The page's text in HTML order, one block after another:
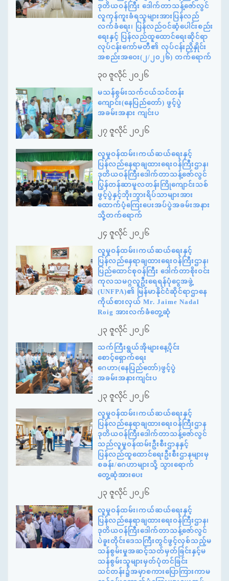
ဒုတိယဝန်ကြီး ဒေါက်တာသန့်ဇော်လွင်
လူကုန်ကူးခံရသူများအားပြန်လည်
လက်ခံရေး၊ ပြန်လည်ဝင်ဆံ့ပေါင်းစည်း
ရေးနှင့် ပြန်လည်ထူထောင်ရေးဆိုင်ရာ
လုပ်ငန်းကော်မတီ၏ လုပ်ငန်းညှိနှိုင်း
အစည်းအဝေး(၂/၂၀၂၆) တက်ရောက်
၃၀ ဇူလိုင် ၂၀၂၆
မသန်စွမ်းသက်ငယ်သင်တန်း
ကျောင်း(နေပြည်တော်) ဖွင့်ပွဲ
အခမ်းအနား ကျင်းပ
၂၇ ဇူလိုင် ၂၀၂၆
လူမှုဝန်ထမ်း၊ကယ်ဆယ်ရေးနှင့်
ပြန်လည်နေရာချထားရေးဝန်ကြီးဌာန၊
ဒုတိယဝန်ကြီးဒေါက်တာသန့်ဇော်လွင်
ပြွန်တန်ဆာမူလတန်းကြိုကျောင်းသစ်
ဖွင့်ပွဲနှင့်ဘိုးဘွားရိပ်သာများအား
ထောက်ပံ့ကြေးပေးအပ်ပွဲအခမ်းအနား
သို့တက်ရောက်
၂၄ ဇူလိုင် ၂၀၂၆
လူမှုဝန်ထမ်း၊ကယ်ဆယ်ရေးနှင့်
ပြန်လည်နေရာချထားရေးဝန်ကြီးဌာန၊
ပြည်ထောင်စုဝန်ကြီး ဒေါက်တာစိုးဝင်း
ကုလသမဂ္ဂလူဦးရေရန်ပုံငွေအဖွဲ့
(UNFPA)၏ မြန်မာနိုင်ငံဆိုင်ရာဌာနေ
ကိုယ်စားလှယ် Mr. Jaime Nadal
Roig အားလက်ခံတွေ့ဆုံ
၂၃ ဇူလိုင် ၂၀၂၆
သက်ကြီးရွယ်အိုများနေ့ပိုင်း
စောင့်ရှောက်ရေး
ဂေဟာ(နေပြည်တော်)ဖွင့်ပွဲ
အခမ်းအနားကျင်းပ
၂၃ ဇူလိုင် ၂၀၂၆
လူမှုဝန်ထမ်း၊ကယ်ဆယ်ရေးနှင့်
ပြန်လည်နေရာချထားရေးဝန်ကြီးဌာန
ဒုတိယဝန်ကြီးဒေါက်တာသန့်ဇော်လွင်
သည်လူမှုဝန်ထမ်းဦးစီးဌာနနှင့်
ပြန်လည်ထူထောင်ရေးဦးစီးဌာနများမှ
စခန်း/ဂေဟာများသို့ သွားရောက်
တွေ့ဆုံအားပေး
၂၃ ဇူလိုင် ၂၀၂၆
လူမှုဝန်ထမ်း၊ကယ်ဆယ်ရေးနှင့်
ပြန်လည်နေရာချထားရေးဝန်ကြီးဌာန၊
ဒုတိယဝန်ကြီးဒေါက်တာသန့်ဇော်လွင်
ပဲခူးတိုင်းဒေသကြီးတွင်ဖွင့်လှစ်သည့်မ
သန်စွမ်းမှုအဆင့်သတ်မှတ်ခြင်းနှင့်မ
သန်စွမ်းသူများမှတ်ပုံတင်ခြင်း
သင်တန်း၌အမှာစကားပြောကြားကာမ